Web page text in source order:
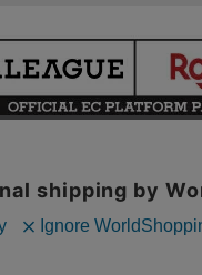
している文章・画像等の無断で
FOOTBALL
ALL RIGHTS